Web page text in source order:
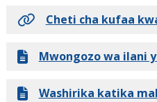
L & I huruhusu
Mahitaji ya
L&I mpango wa
Cheti cha kufaa
Mwongozo wa ilani
Washirika katika